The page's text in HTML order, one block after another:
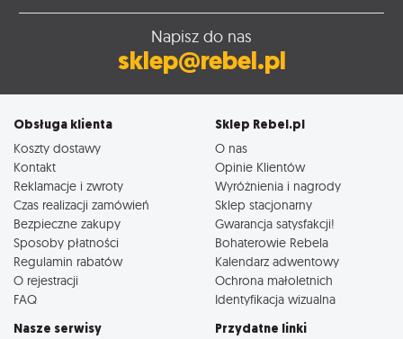
Napisz do nas
sklep@rebel.pl
Obsługa klienta
Koszty dostawy
Kontakt
Reklamacje i zwroty
Czas realizacji zamówień
Bezpieczne zakupy
Sposoby płatności
Regulamin rabatów
O rejestracji
FAQ
Sklep Rebel.pl
O nas
Opinie Klientów
Wyróżnienia i nagrody
Sklep stacjonarny
Gwarancja satysfakcji!
Bohaterowie Rebela
Kalendarz adwentowy
Ochrona małoletnich
Identyfikacja wizualna
Nasze serwisy Przydatne linki